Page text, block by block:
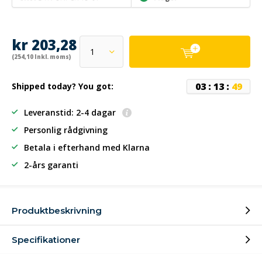
kr 203,28
(254,10 Inkl. moms)
Shipped today? You got: 03: 13: 48
Leveranstid: 2-4 dagar
Personlig rådgivning
Betala i efterhand med Klarna
2-års garanti
Produktbeskrivning
Specifikationer